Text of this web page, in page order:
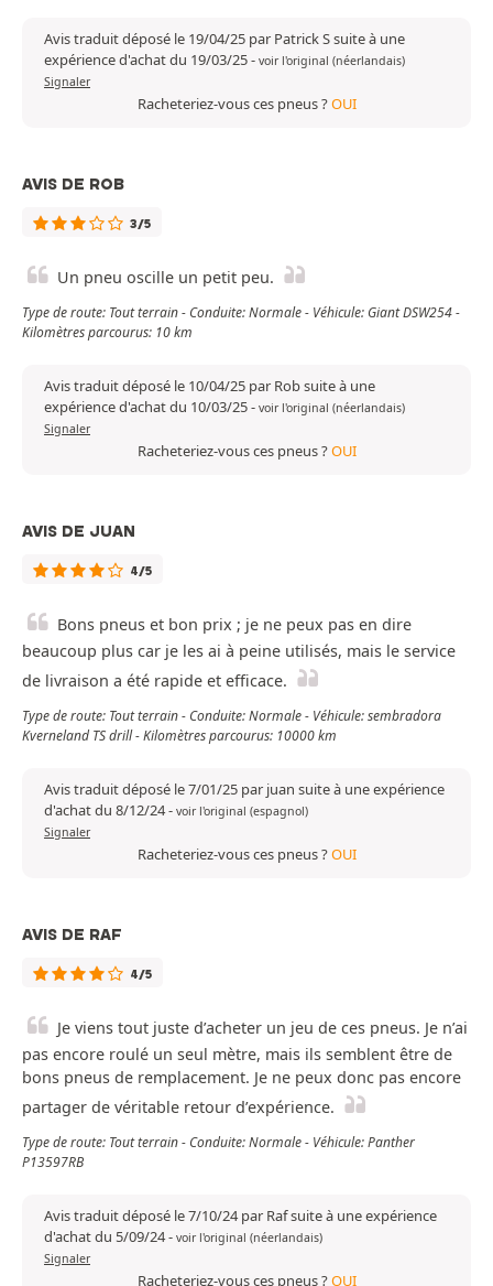
Avis traduit déposé le 19/04/25 par Patrick S suite à une
expérience d'achat du 19/03/25- voir l'original (néerlandais)
Signaler
Racheteriez-vous ces pneus ?OUI
AVIS DE ROB
3/5
Un pneu oscille un petit peu.
Type de route: Tout terrain - Conduite: Normale - Véhicule: Giant DSW254 -
Kilomètres parcourus: 10 km
Avis traduit déposé le 10/04/25 par Rob suite à une
expérience d'achat du 10/03/25- voir l'original (néerlandais)
Signaler
Racheteriez-vous ces pneus ?OUI
AVIS DE JUAN
4/5
Bons pneus et bon prix ; je ne peux pas en dire
beaucoup plus car je les ai à peine utilisés, mais le service
de livraison a été rapide et efficace.
Type de route: Tout terrain - Conduite: Normale - Véhicule: sembradora
Kverneland TS drill - Kilomètres parcourus: 10000 km
Avis traduit déposé le 7/01/25 par juan suite à une expérience
d'achat du 8/12/24- voir l'original (espagnol)
Signaler
Racheteriez-vous ces pneus ?OUI
AVIS DE RAF
4/5
Je viens tout juste d’acheter un jeu de ces pneus. Je n’ai
pas encore roulé un seul mètre, mais ils semblent être de
bons pneus de remplacement. Je ne peux donc pas encore
partager de véritable retour d’expérience.
Type de route: Tout terrain - Conduite: Normale - Véhicule: Panther
P13597RB
Avis traduit déposé le 7/10/24 par Raf suite à une expérience
d'achat du 5/09/24- voir l'original (néerlandais)
Signaler
Racheteriez-vous ces pneus ?OUI